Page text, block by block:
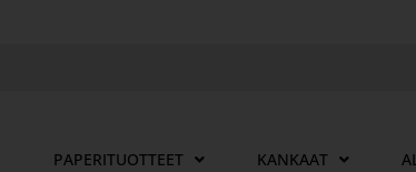
PAPERITUOTTEET KANKAAT